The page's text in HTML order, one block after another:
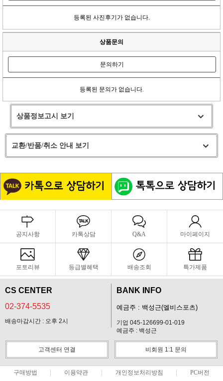
등록된 사진후기가 없습니다.
상품문의
문의하기
등록된 문의가 없습니다.
상품정보고시 보기
교환/반품/취소 안내 보기
공지사항 카톡상담 Q&A 마이페이지
포토리뷰 등급별혜택 배송조회 특가제품
CS CENTER
02-374-5535
배송마감시간 : 오후 2시
BANK INFO
예금주 : 백성근(엘비스포츠)
기업 045-126699-01-019
예금주 : 백성근
고객센터 연결 비회원 1:1 문의
구매방법 이용약관 개인정보처리방침 PC버전